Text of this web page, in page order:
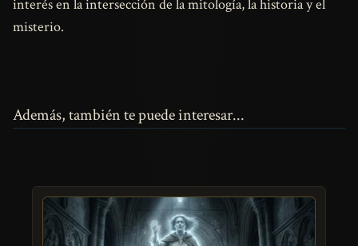
interés en la intersección de la mitología, la historia y el
misterio.
Además, también te puede interesar...